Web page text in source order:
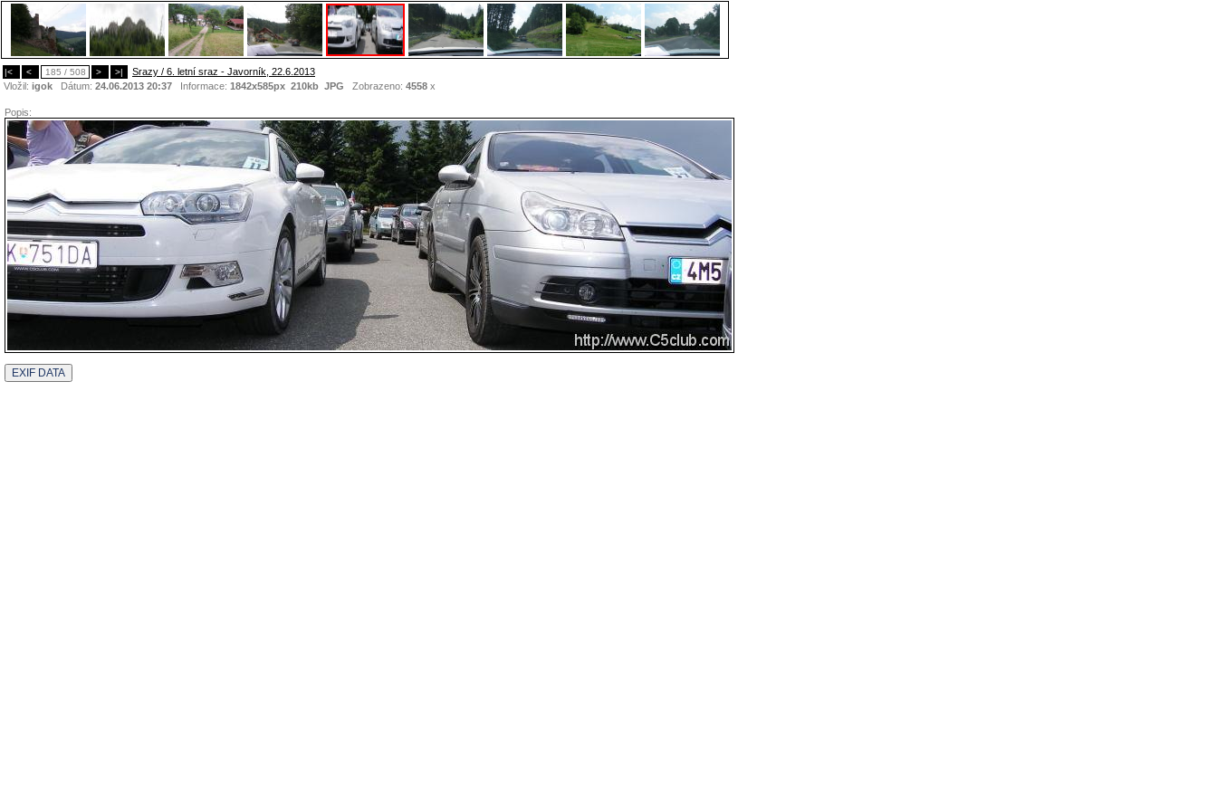
|< < 185 / 508 > >|
Srazy / 6. letní sraz - Javorník, 22.6.2013
Vložil: igok Dátum: 24.06.2013 20:37 Informace: 1842x585px 210kb JPG Zobrazeno: 4558 x
Popis: